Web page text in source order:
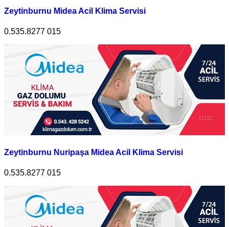
Zeytinburnu Midea Acil Klima Servisi
0.535.8277 015
Zeytinburnu Nuripaşa Midea Acil Klima Servisi
0.535.8277 015